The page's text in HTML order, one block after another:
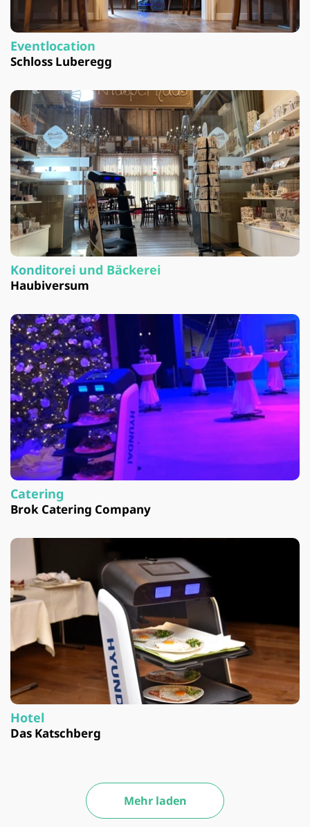
Eventlocation
Schloss Luberegg
Konditorei und Bäckerei
Haubiversum
Catering
Brok Catering Company
Hotel
Das Katschberg
Mehr laden